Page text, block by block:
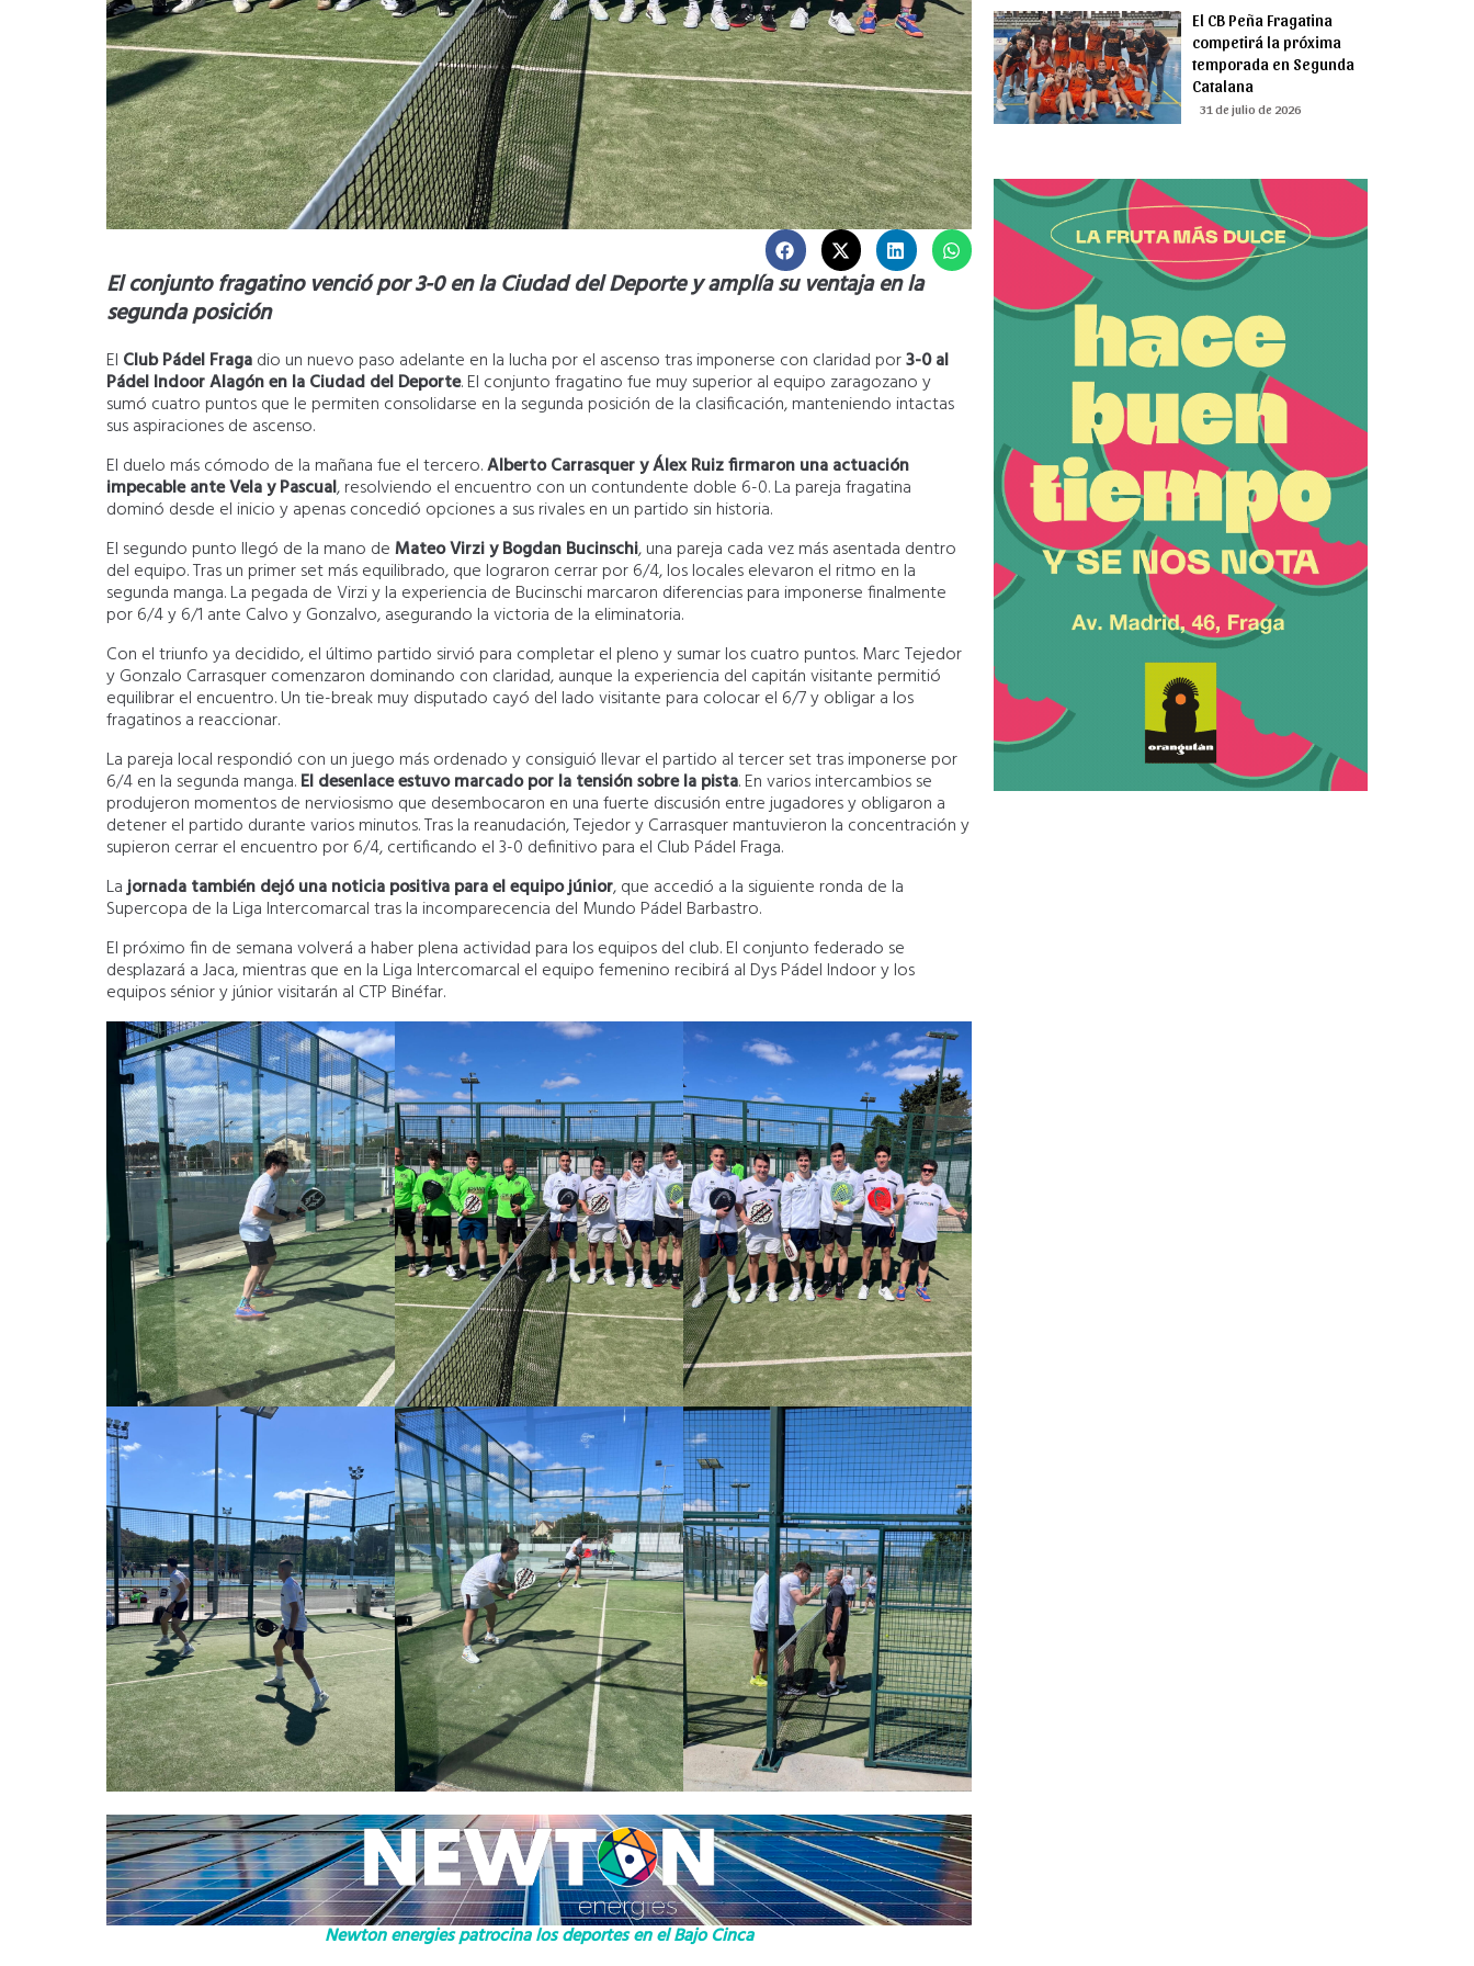
El conjunto fragatino venció por 3-0 en la Ciudad del Deporte y amplía su ventaja en la
segunda posición
El Club Pádel Fragadio un nuevo paso adelante en la lucha por el ascenso tras imponerse con claridad por3-0 al
Pádel Indoor Alagón en la Ciudad del Deporte. El conjunto fragatino fue muy superior al equipo zaragozano y
sumó cuatro puntos que le permiten consolidarse en la segunda posición de la clasificación, manteniendo intactas
sus aspiraciones de ascenso.
El duelo más cómodo de la mañana fue el tercero.Alberto Carrasquer y Álex Ruiz firmaron una actuación
impecable ante Vela y Pascual, resolviendo el encuentro con un contundente doble 6-0. La pareja fragatina
dominó desde el inicio y apenas concedió opciones a sus rivales en un partido sin historia.
El segundo punto llegó de la mano deMateo Virzi y Bogdan Bucinschi, una pareja cada vez más asentada dentro
del equipo. Tras un primer set más equilibrado, que lograron cerrar por 6/4, los locales elevaron el ritmo en la
segunda manga. La pegada de Virzi y la experiencia de Bucinschi marcaron diferencias para imponerse finalmente
por 6/4 y 6/1 ante Calvo y Gonzalvo, asegurando la victoria de la eliminatoria.
Con el triunfo ya decidido, el último partido sirvió para completar el pleno y sumar los cuatro puntos. Marc Tejedor
y Gonzalo Carrasquer comenzaron dominando con claridad, aunque la experiencia del capitán visitante permitió
equilibrar el encuentro. Un tie-break muy disputado cayó del lado visitante para colocar el 6/7 y obligar a los
fragatinos a reaccionar.
La pareja local respondió con un juego más ordenado y consiguió llevar el partido al tercer set tras imponerse por
6/4 en la segunda manga.El desenlace estuvo marcado por la tensión sobre la pista. En varios intercambios se
produjeron momentos de nerviosismo que desembocaron en una fuerte discusión entre jugadores y obligaron a
detener el partido durante varios minutos. Tras la reanudación, Tejedor y Carrasquer mantuvieron la concentración y
supieron cerrar el encuentro por 6/4, certificando el 3-0 definitivo para el Club Pádel Fraga.
Lajornada también dejó una noticia positiva para el equipo júnior, que accedió a la siguiente ronda de la
Supercopa de la Liga Intercomarcal tras la incomparecencia del Mundo Pádel Barbastro.
El próximo fin de semana volverá a haber plena actividad para los equipos del club. El conjunto federado se
desplazará a Jaca, mientras que en la Liga Intercomarcal el equipo femenino recibirá al Dys Pádel Indoor y los
equipos sénior y júnior visitarán al CTP Binéfar.
Newton energies patrocina los deportes en el Bajo Cinca
El CB Peña Fragatina
competirá la próxima
temporada en Segunda
Catalana
31 de julio de 2026